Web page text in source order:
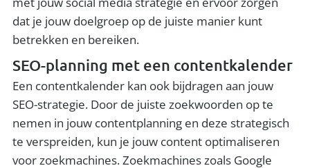
dat je jouw doelgroep op de juiste manier kunt
betrekken en bereiken.
SEO-planning met een contentkalender
Een contentkalender kan ook bijdragen aan jouw
SEO-strategie. Door de juiste zoekwoorden op te
nemen in jouw contentplanning en deze strategisch
te verspreiden, kun je jouw content optimaliseren
voor zoekmachines. Zoekmachines zoals Google